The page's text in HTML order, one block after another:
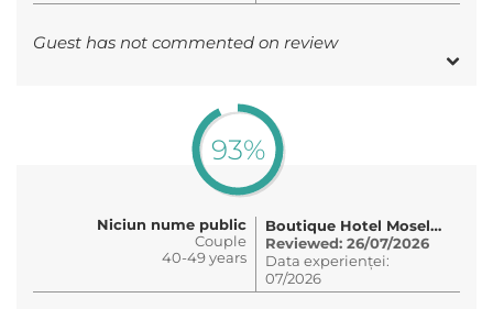
Guest has not commented on review
93%
Niciun nume public
Couple
40-49 years
Boutique Hotel Moselgarten
Reviewed: 26/07/2026
Data experienței:
07/2026